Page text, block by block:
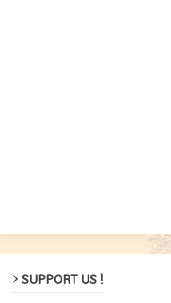
SUPPORT US !